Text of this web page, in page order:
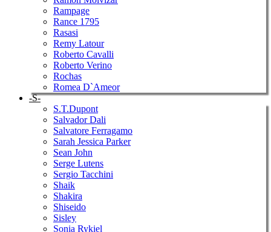
Rampage
Rance 1795
Rasasi
Remy Latour
Roberto Cavalli
Roberto Verino
Rochas
Romea D`Ameor
-S-
S.T.Dupont
Salvador Dali
Salvatore Ferragamo
Sarah Jessica Parker
Sean John
Serge Lutens
Sergio Tacchini
Shaik
Shakira
Shiseido
Sisley
Sonia Rykiel